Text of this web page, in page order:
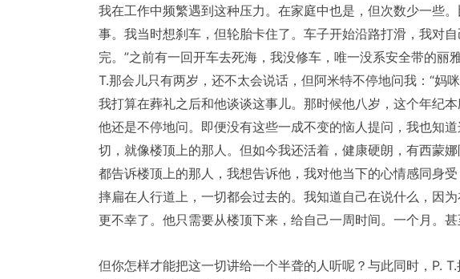
我在工作中频繁遇到这种压力。在家庭中也是，但次数少一些
事。我当时想刹车，但轮胎卡住了。车子开始沿路打滑，我对
完。”之前有一回开车去死海，我没修车，唯一没系安全带的丽
T.那会儿只有两岁，还不太会说话，但阿米特不停地问我：“妈
我打算在葬礼之后和他谈谈这事儿。那时候他八岁，这个年纪
他还是不停地问。即便没有这些一成不变的恼人提问，我也知
切，就像楼顶上的那人。但如今我还活着，健康硬朗，有西蒙
都告诉楼顶上的那人，我想告诉他，我对他当下的心情感同身
摔扁在人行道上，一切都会过去的。我知道自己在说什么，因
更不幸了。他只需要从楼顶下来，给自己一周时间。一个月。甚
但你怎样才能把这一切讲给一个半聋的人听呢？与此同时，P.